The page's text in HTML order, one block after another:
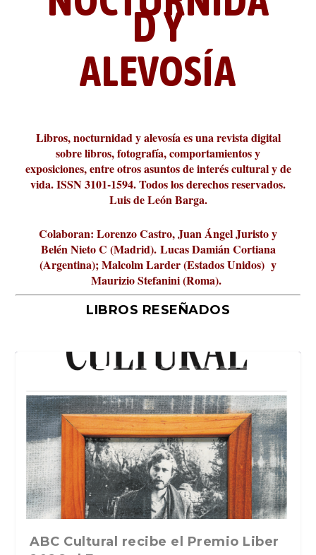
Liber 2026 al Fomento de la Le...
Revista Cultural Turia, númer...
10.000 pasos al día? Lo que d...
paisajística del mar de Sicil...
París
metafísicos de la novela ne...
D Y
ALEVOSÍA
Libros, nocturnidad y alevosía es una revista digital
sobre libros, fotografía, comportamientos y
exposiciones, entre otros asuntos de interés cultural y de
vida. ISSN 3101-1594. Todos los derechos reservados.
Luis de León Barga.
Colaboran: Lorenzo Castro, Juan Ángel Juristo y
Belén Nieto C (Madrid). Lucas Damián Cortiana
(Argentina); Malcolm Larder (Estados Unidos) y
Maurizio Stefanini (Roma).
LIBROS RESEÑADOS
La verdadera odisea del espacio en
ABC Cultural recibe el Premio Liber
La cultura de la transgresión.